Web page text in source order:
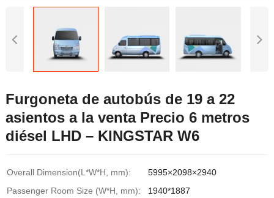
Furgoneta de autobús de 19 a 22
asientos a la venta Precio 6 metros
diésel LHD – KINGSTAR W6
Overall Dimension(L*W*H, mm):
5995×2098×2940
Passenger Room Size (W*H, mm):
1940*1887